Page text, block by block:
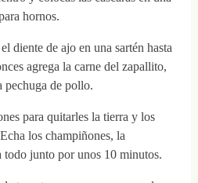
hornos.
diente de ajo en una sartén hasta
agrega la carne del zapallito,
pechuga de pollo.
para quitarles la tierra y los
los champiñones, la
todo junto por unos 10 minutos.